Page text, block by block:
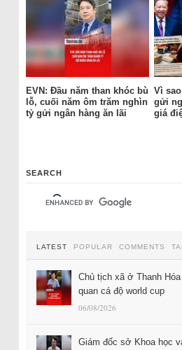
EVN: Đầu năm than khóc bù
lỗ, cuối năm ôm trăm nghìn
tỷ gửi ngân hàng ăn lãi
Vì
gửi
giá
SEARCH
LATEST POPULAR COMMENTS
Chủ tịch xã ở Thanh
quan cá độ world cup
06/08/2026
Giám đốc sở Khoa học